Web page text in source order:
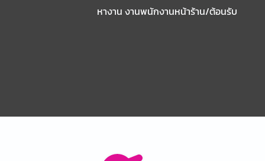
หางาน งานพนักงานหน้าร้าน/ต้อนรับ